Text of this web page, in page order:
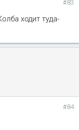
#83
ходит туда-
#84